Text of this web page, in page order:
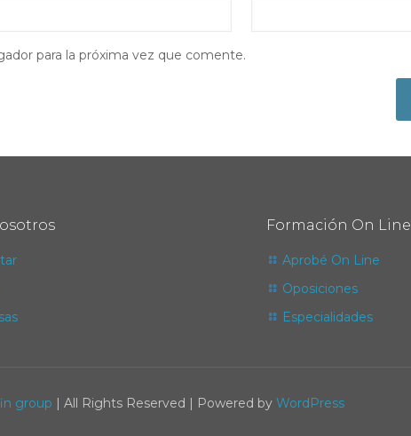
para la próxima vez que comente.
Formación On Line
Aprobé On Line
Oposiciones
Especialidades
group | All Rights Reserved | Powered by WordPress